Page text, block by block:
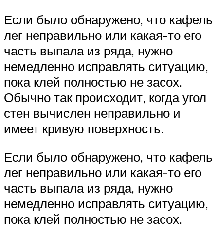
Если было обнаружено, что кафель
лег неправильно или какая-то его
часть выпала из ряда, нужно
немедленно исправлять ситуацию,
пока клей полностью не засох.
Обычно так происходит, когда угол
стен вычислен неправильно и
имеет кривую поверхность.
Если было обнаружено, что кафель
лег неправильно или какая-то его
часть выпала из ряда, нужно
немедленно исправлять ситуацию,
пока клей полностью не засох.